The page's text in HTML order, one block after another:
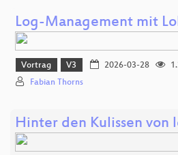
Log-Management mit
Vortrag V3 2026-03-28
Fabian Thorns
Hinter den Kulissen von